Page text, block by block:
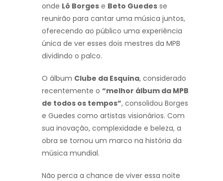
onde Lô Borges e Beto Guedes se
reunirão para cantar uma música juntos,
oferecendo ao público uma experiência
única de ver esses dois mestres da MPB
dividindo o palco.
O álbum Clube da Esquina, considerado
recentemente o “melhor álbum da MPB
de todos os tempos”, consolidou Borges
e Guedes como artistas visionários. Com
sua inovação, complexidade e beleza, a
obra se tornou um marco na história da
música mundial.
Não perca a chance de viver essa noite